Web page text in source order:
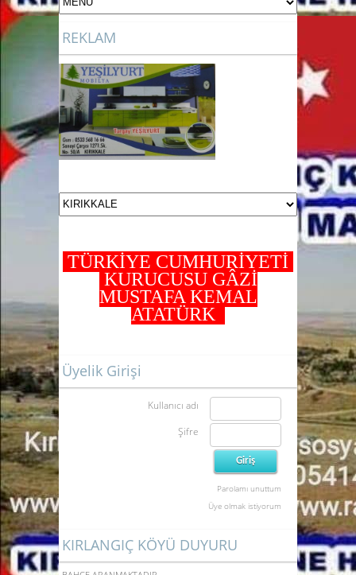
REKLAM
TÜRKİYE CUMHURİYETİ
KURUCUSU GÂZİ
MUSTAFA KEMAL
ATATÜRK
Üyelik Girişi
Kullanıcı adı
Şifre
Parolamı unuttum
Üye olmak istiyorum
KIRLANGIÇ KÖYÜ DUYURU
ACİL SATILIK TARLA BAĞ